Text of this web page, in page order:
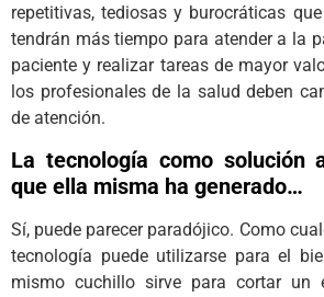
repetitivas, tediosas y burocráticas
tendrán más tiempo para atender a la
paciente y realizar tareas de mayor
los profesionales de la salud deben
de atención.
La tecnología como solución
que ella misma ha generado…
Sí, puede parecer paradójico. Como
tecnología puede utilizarse para el
mismo cuchillo sirve para cortar un